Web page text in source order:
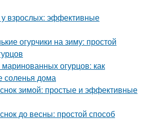
взрослых: эффективные
огурчики на зиму: простой
огурцов: как
соленья дома
зимой: простые и эффективные
до весны: простой способ